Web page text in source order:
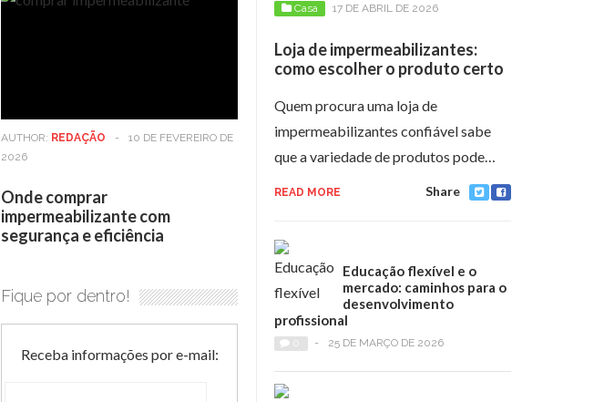
AUTHOR: REDAÇÃO -
10 DE FEVEREIRO DE
2026
Onde comprar
impermeabilizante com
segurança e eficiência
Fique por dentro!
Receba informações por e-mail:
Casa 17 DE ABRIL DE 2026
Loja de impermeabilizantes:
como escolher o produto certo
Quem procura uma loja de
impermeabilizantes confiável sabe
que a variedade de produtos pode…
READ MORE Share
Educação flexível e o
mercado: caminhos para o
desenvolvimento
profissional
- 25 DE MARÇO DE 2026